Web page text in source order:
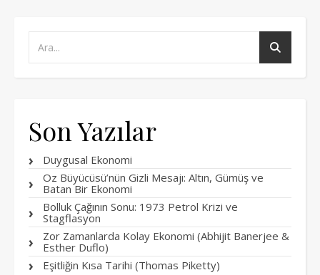
Son Yazılar
Duygusal Ekonomi
Oz Büyücüsü’nün Gizli Mesajı: Altın, Gümüş ve
Batan Bir Ekonomi
Bolluk Çağının Sonu: 1973 Petrol Krizi ve
Stagflasyon
Zor Zamanlarda Kolay Ekonomi (Abhijit Banerjee &
Esther Duflo)
Eşitliğin Kısa Tarihi (Thomas Piketty)